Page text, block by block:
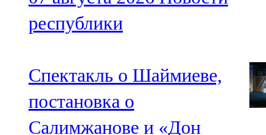
республики
Спектакль о Шаймиеве,
постановка о
Салимжанове и «Дон